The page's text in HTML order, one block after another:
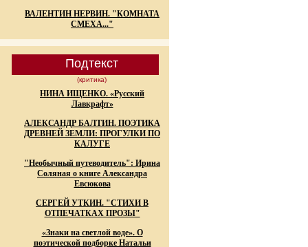
ВАЛЕНТИН НЕРВИН. "КОМНАТА
СМЕХА..."
Подтекст
(критика)
НИНА ИЩЕНКО. «Русский
Лавкрафт»
АЛЕКСАНДР БАЛТИН. ПОЭТИКА
ДРЕВНЕЙ ЗЕМЛИ: ПРОГУЛКИ ПО
КАЛУГЕ
"Необычный путеводитель": Ирина
Соляная о книге Александра
Евсюкова
СЕРГЕЙ УТКИН. "СТИХИ В
ОТПЕЧАТКАХ ПРОЗЫ"
«Знаки на светлой воде». О
поэтической подборке Натальи